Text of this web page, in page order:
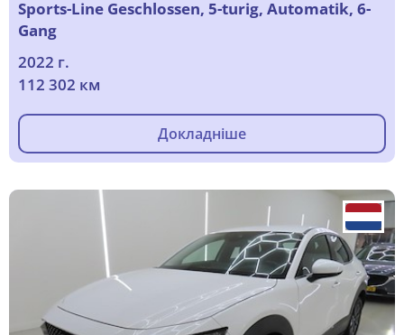
Sports-Line Geschlossen, 5-turig, Automatik, 6-
Gang
2022 г.
112 302 км
Докладніше